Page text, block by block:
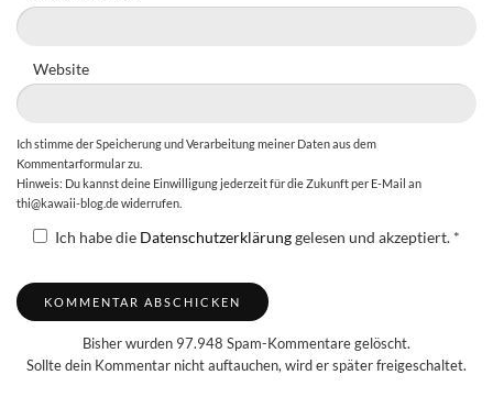
Website
Ich stimme der Speicherung und Verarbeitung meiner Daten aus dem
Kommentarformular zu.
Hinweis: Du kannst deine Einwilligung jederzeit für die Zukunft per E-Mail an
thi@kawaii-blog.de widerrufen.
Ich habe die Datenschutzerklärunggelesen und akzeptiert. *
Bisher wurden 97.948 Spam-Kommentare gelöscht.
Sollte dein Kommentar nicht auftauchen, wird er später freigeschaltet.